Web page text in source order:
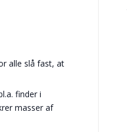
alle slå fast, at
finder i
masser af